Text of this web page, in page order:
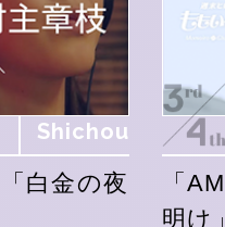
Shichou
白金の夜
「
明け